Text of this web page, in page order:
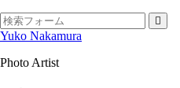
検
Yuko Nakamura
Photo Artist